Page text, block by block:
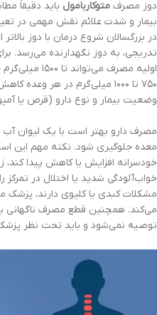
دوز مصرف متوکاربامول باید دقیقاً
بیمار و شدت علائم نقش مهمی در
در بزرگسالان شروع درمان با دوز
تدریجی، به دوز نگهدارنده می‌رسد.
اولیه مصرف
۷۵۰ تا ۱۰۰۰ میلی‌گرم در هر
وضعیت بیمار و نوع دارو (قرص یا
مصرف دارو بهتر است با یک لیوان آب
معده جلوگیری شود. نکته مهم این
خودسرانه افزایش یا کاهش پیدا کند،
خواب‌آلودگی شدید یا اختلال در تمرکز
مشکلات کبدی یا کلیوی دارند، پزشک
می‌کند. همچنین قطع مصرف ناگهانی
توصیه نمی‌شود و باید تحت نظر